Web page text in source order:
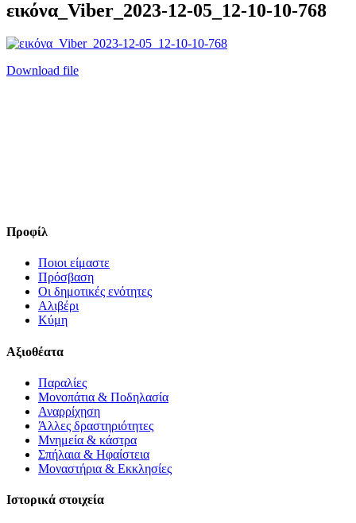
εικόνα_Viber_2023-12-05_12-10-10-768
Download file
Προφίλ
Ποιοι είμαστε
Πρόσβαση
Οι δημοτικές ενότητες
Αλιβέρι
Κύμη
Αξιοθέατα
Παραλίες
Μονοπάτια & Ποδηλασία
Αναρρίχηση
Άλλες δραστηριότητες
Μνημεία & κάστρα
Σπήλαια & Ηφαίστεια
Μοναστήρια & Εκκλησίες
Ιστορικά στοιχεία